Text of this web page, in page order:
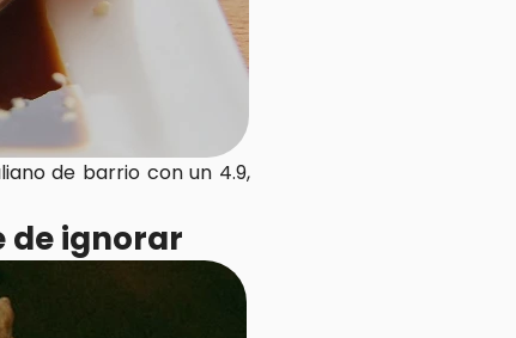
de barrio con un 4.9,
de ignorar